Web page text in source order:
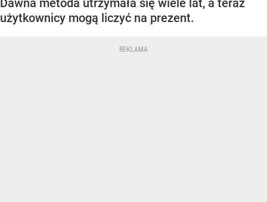
Dawna metoda utrzymała się wiele lat, a teraz
użytkownicy mogą liczyć na prezent.